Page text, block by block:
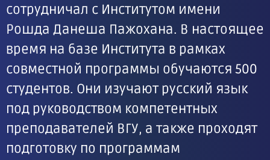
сотрудничал с Институтом имени
Рошда Данеша Пажохана. В настоящее
время на базе Института в рамках
совместной программы обучаются 500
студентов. Они изучают русский язык
под руководством компетентных
преподавателей ВГУ, а также проходят
подготовку по программам